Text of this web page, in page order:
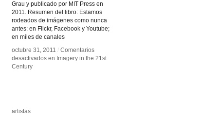
Grau y publicado por MIT Press en
2011. Resumen del libro: Estamos
rodeados de imágenes como nunca
antes: en Flickr, Facebook y Youtube;
en miles de canales
octubre 31, 2011 / Comentarios
desactivados en Imagery in the 21st
Century
octubre 31, 2011 / Comentarios
desactivados en Imagery in the 21st
Century
artistas
artistas